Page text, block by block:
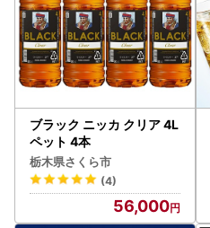
ブラック ニッカ クリア 4L
ペット 4本
栃木県さくら市
(4)
56,000